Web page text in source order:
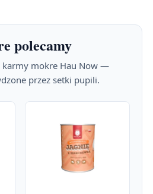
polecamy
karmy mokre Hau Now —
przez setki pupili.